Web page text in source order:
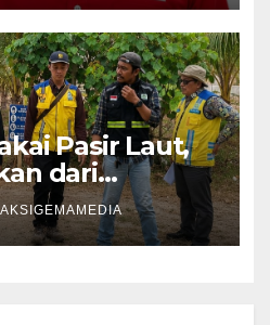
Pasir Laut,
dari